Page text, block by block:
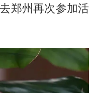
郑州再次参加活